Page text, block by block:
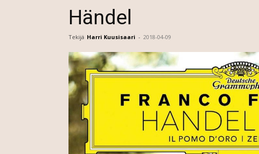
Händel
Tekijä Harri Kuusisaari - 2018-04-09